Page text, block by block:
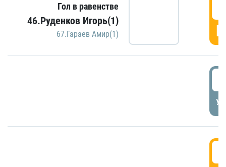
Гол в равенстве
46.Руденков Игорь(1)
67.Гараев Амир(1)